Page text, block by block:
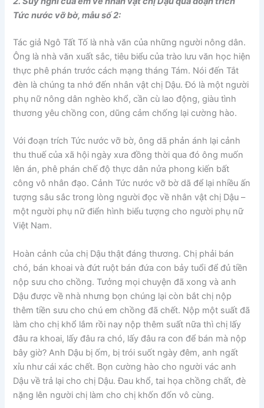
Tức nước vỡ bờ, mẫu số 2:
Tác giả Ngô Tất Tố là nhà văn của những người nông dân.
Ông là nhà văn xuất sắc, tiêu biểu của trào lưu văn học hiện
thực phê phán trước cách mạng tháng Tám. Nói đến Tắt
đèn là chúng ta nhớ đến nhân vật chị Dậu. Đó là một người
phụ nữ nông dân nghèo khổ, cần cù lao động, giàu tình
thương yêu chồng con, dũng cảm chống lại cường hào.
Với đoạn trích Tức nước vỡ bờ, ông dã phản ánh lại cảnh
thu thuế của xã hội ngày xưa đồng thời qua đó ông muốn
lên án, phê phán chế độ thực dân nửa phong kiến bất
công vô nhân đạo. Cảnh Tức nước vỡ bờ dã để lại nhiều ấn
tượng sâu sắc trong lòng người đọc về nhân vật chị Dậu –
một người phụ nữ điển hình biểu tượng cho người phụ nữ
Việt Nam.
Hoàn cảnh của chị Dậu thật đáng thương. Chị phải bán
chó, bán khoai và đứt ruột bán đứa con bảy tuổi để đủ tiền
nộp sưu cho chồng. Tưởng mọi chuyện đã xong và anh
Dậu được về nhà nhưng bọn chúng lại còn bắt chị nộp
thêm tiền sưu cho chú em chồng đã chết. Nộp một suất đã
làm cho chị khổ lắm rồi nay nộp thêm suất nữa thì chị lấy
đâu ra khoai, lấy đâu ra chó, lấy đâu ra con để bán mà nộp
bây giờ? Anh Dậu bị ốm, bị trói suốt ngày đêm, anh ngất
xỉu như cái xác chết. Bọn cường hào cho người vác anh
Dậu về trả lại cho chị Dậu. Đau khổ, tai họa chồng chất, đè
nặng lên người chị làm cho chị khốn đốn vô cùng.